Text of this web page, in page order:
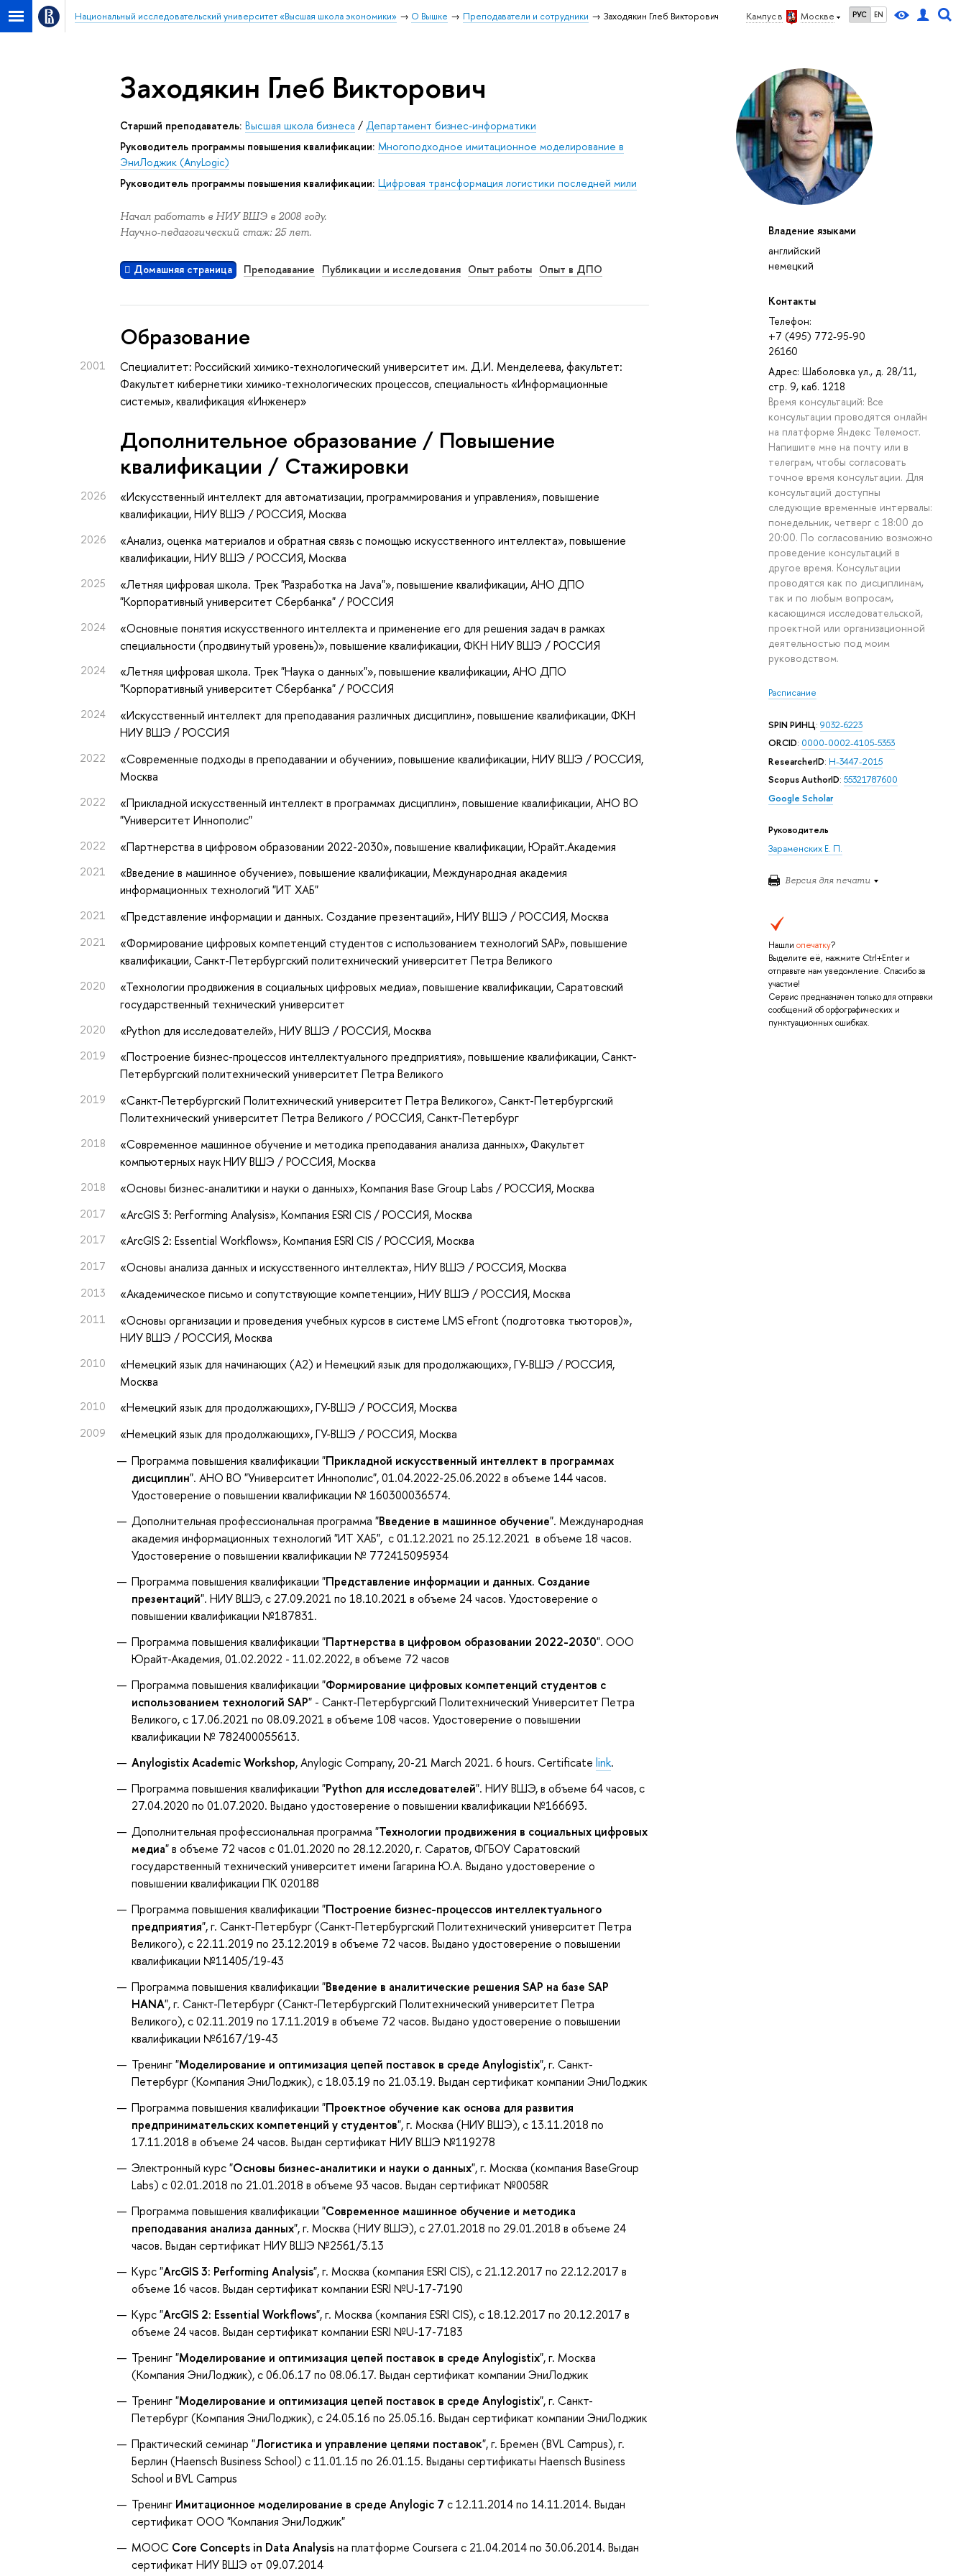
Кампус в Москве РУС EN
Национальный исследовательский университет «Высшая школа экономики» О Вышке Преподаватели и сотрудники Заходякин Глеб Викторович
Владение языками
английский
немецкий
Контакты
Телефон:
+7 (495) 772-95-90
26160
Адрес: Шаболовка ул., д. 28/11,
стр. 9, каб. 1218
Время консультаций: Все
консультации проводятся онлайн
на платформе Яндекс Телемост.
Напишите мне на почту или в
телеграм, чтобы согласовать
точное время консультации. Для
консультаций доступны
следующие временные интервалы:
понедельник, четверг с 18:00 до
20:00. По согласованию возможно
проведение консультаций в
другое время. Консультации
проводятся как по дисциплинам,
так и по любым вопросам,
касающимся исследовательской,
проектной или организационной
деятельностью под моим
руководством.
Расписание
SPIN РИНЦ: 9032-6223
ORCID: 0000-0002-4105-5353
ResearcherID: H-3447-2015
Scopus AuthorID: 55321787600
Google Scholar
Руководитель
Зараменских Е. П.
Версия для печати
Нашли опечатку?
Выделите её, нажмите Ctrl+Enter и
отправьте нам уведомление. Спасибо за
участие!
Сервис предназначен только для отправки
сообщений об орфографических и
пунктуационных ошибках.
Заходякин Глеб Викторович
Старший преподаватель: Высшая школа бизнеса / Департамент бизнес-информатики
Руководитель программы повышения квалификации: Многоподходное имитационное моделирование в
ЭниЛоджик (AnyLogic)
Руководитель программы повышения квалификации: Цифровая трансформация логистики последней мили
Начал работать в НИУ ВШЭ в 2008 году.
Научно-педагогический стаж: 25 лет.
Домашняя страница Преподавание Публикации и исследования Опыт работы Опыт в ДПО
Oбразование
2001
Специалитет: Российский химико-технологический университет им. Д.И. Менделеева, факультет:
Факультет кибернетики химико-технологических процессов, специальность «Информационные
системы», квалификация «Инженер»
Дополнительное образование / Повышение
квалификации / Стажировки
2026 «Искусственный интеллект для автоматизации, программирования и управления», повышение
квалификации, НИУ ВШЭ / РОССИЯ, Москва
2026 «Анализ, оценка материалов и обратная связь с помощью искусственного интеллекта», повышение
квалификации, НИУ ВШЭ / РОССИЯ, Москва
2025 «Летняя цифровая школа. Трек "Разработка на Java"», повышение квалификации, АНО ДПО
"Корпоративный университет Сбербанка" / РОССИЯ
2024
«Основные понятия искусственного интеллекта и применение его для решения задач в рамках
специальности (продвинутый уровень)», повышение квалификации, ФКН НИУ ВШЭ / РОССИЯ
2024 «Летняя цифровая школа. Трек "Наука о данных"», повышение квалификации, АНО ДПО
"Корпоративный университет Сбербанка" / РОССИЯ
2024 «Искусственный интеллект для преподавания различных дисциплин», повышение квалификации, ФКН
НИУ ВШЭ / РОССИЯ
2022 «Современные подходы в преподавании и обучении», повышение квалификации, НИУ ВШЭ / РОССИЯ,
Москва
2022 «Прикладной искусственный интеллект в программах дисциплин», повышение квалификации, АНО ВО
"Университет Иннополис"
2022 «Партнерства в цифровом образовании 2022-2030», повышение квалификации, Юрайт.Академия
2021 «Введение в машинное обучение», повышение квалификации, Международная академия
информационных технологий "ИТ ХАБ"
2021 «Представление информации и данных. Создание презентаций», НИУ ВШЭ / РОССИЯ, Москва
2021 «Формирование цифровых компетенций студентов с использованием технологий SAP», повышение
квалификации, Санкт-Петербургский политехнический университет Петра Великого
2020 «Технологии продвижения в социальных цифровых медиа», повышение квалификации, Саратовский
государственный технический университет
2020 «Python для исследователей», НИУ ВШЭ / РОССИЯ, Москва
2019 «Построение бизнес-процессов интеллектуального предприятия», повышение квалификации, Санкт-
Петербургский политехнический университет Петра Великого
2019 «Санкт-Петербургский Политехнический университет Петра Великого», Санкт-Петербургский
Политехнический университет Петра Великого / РОССИЯ, Санкт-Петербург
2018 «Современное машинное обучение и методика преподавания анализа данных», Факультет
компьютерных наук НИУ ВШЭ / РОССИЯ, Москва
2018 «Основы бизнес-аналитики и науки о данных», Компания Base Group Labs / РОССИЯ, Москва
2017 «ArcGIS 3: Performing Analysis», Компания ESRI CIS / РОССИЯ, Москва
2017 «ArcGIS 2: Essential Workflows», Компания ESRI CIS / РОССИЯ, Москва
2017 «Основы анализа данных и искусственного интеллекта», НИУ ВШЭ / РОССИЯ, Москва
2013 «Академическое письмо и сопутствующие компетенции», НИУ ВШЭ / РОССИЯ, Москва
2011 «Основы организации и проведения учебных курсов в системе LMS eFront (подготовка тьюторов)»,
НИУ ВШЭ / РОССИЯ, Москва
2010 «Немецкий язык для начинающих (А2) и Немецкий язык для продолжающих», ГУ-ВШЭ / РОССИЯ,
Москва
2010 «Немецкий язык для продолжающих», ГУ-ВШЭ / РОССИЯ, Москва
2009 «Немецкий язык для продолжающих», ГУ-ВШЭ / РОССИЯ, Москва
Программа повышения квалификации "Прикладной искусственный интеллект в программах
дисциплин". АНО ВО "Университет Иннополис", 01.04.2022-25.06.2022 в объеме 144 часов.
Удостоверение о повышении квалификации № 160300036574.
Дополнительная профессиональная программа "Введение в машинное обучение". Международная
академия информационных технологий "ИТ ХАБ", с 01.12.2021 по 25.12.2021 в объеме 18 часов.
Удостоверение о повышении квалификации № 772415095934
Программа повышения квалификации "Представление информации и данных. Создание
презентаций". НИУ ВШЭ, с 27.09.2021 по 18.10.2021 в объеме 24 часов. Удостоверение о
повышении квалификации №187831.
Программа повышения квалификации "Партнерства в цифровом образовании 2022-2030". ООО
Юрайт-Академия, 01.02.2022 - 11.02.2022, в объеме 72 часов
Программа повышения квалификации "Формирование цифровых компетенций студентов с
использованием технологий SAP" - Санкт-Петербургский Политехнический Университет Петра
Великого, с 17.06.2021 по 08.09.2021 в объеме 108 часов. Удостоверение о повышении
квалификации № 782400055613.
Anylogistix Academic Workshop, Anylogic Company, 20-21 March 2021. 6 hours. Certificatelink.
Программа повышения квалификации "Python для исследователей". НИУ ВШЭ, в объеме 64 часов, с
27.04.2020 по 01.07.2020. Выдано удостоверение о повышении квалификации №166693.
Дополнительная профессиональная программа "Технологии продвижения в социальных цифровых
медиа" в объеме 72 часов с 01.01.2020 по 28.12.2020, г. Саратов, ФГБОУ Саратовский
государственный технический университет имени Гагарина Ю.А. Выдано удостоверение о
повышении квалификации ПК 020188
Программа повышения квалификации "Построение бизнес-процессов интеллектуального
предприятия", г. Санкт-Петербург (Санкт-Петербургский Политехнический университет Петра
Великого), с 22.11.2019 по 23.12.2019 в объеме 72 часов. Выдано удостоверение о повышении
квалификации №11405/19-43
Программа повышения квалификации "Введение в аналитические решения SAP на базе SAP
HANA", г. Санкт-Петербург (Санкт-Петербургский Политехнический университет Петра
Великого), с 02.11.2019 по 17.11.2019 в объеме 72 часов. Выдано удостоверение о повышении
квалификации №6167/19-43
Тренинг "Моделирование и оптимизация цепей поставок в среде Anylogistix", г. Санкт-
Петербург (Компания ЭниЛоджик), с 18.03.19 по 21.03.19. Выдан сертификат компании ЭниЛоджик
Программа повышения квалификации "Проектное обучение как основа для развития
предпринимательских компетенций у студентов", г. Москва (НИУ ВШЭ), с 13.11.2018 по
17.11.2018 в объеме 24 часов. Выдан сертификат НИУ ВШЭ №119278
Электронный курс "Основы бизнес-аналитики и науки о данных", г. Москва (компания BaseGroup
Labs) с 02.01.2018 по 21.01.2018 в объеме 93 часов. Выдан сертификат №0058R
Программа повышения квалификации "Современное машинное обучение и методика
преподавания анализа данных", г. Москва (НИУ ВШЭ), с 27.01.2018 по 29.01.2018 в объеме 24
часов. Выдан сертификат НИУ ВШЭ №2561/3.13
Курс "ArcGIS 3: Performing Analysis", г. Москва (компания ESRI CIS), с 21.12.2017 по 22.12.2017 в
объеме 16 часов. Выдан сертификат компании ESRI №U-17-7190
Курс "ArcGIS 2: Essential Workflows", г. Москва (компания ESRI CIS), с 18.12.2017 по 20.12.2017 в
объеме 24 часов. Выдан сертификат компании ESRI №U-17-7183
Тренинг "Моделирование и оптимизация цепей поставок в среде Anylogistix", г. Москва
(Компания ЭниЛоджик), с 06.06.17 по 08.06.17. Выдан сертификат компании ЭниЛоджик
Тренинг "Моделирование и оптимизация цепей поставок в среде Anylogistix", г. Санкт-
Петербург (Компания ЭниЛоджик), с 24.05.16 по 25.05.16. Выдан сертификат компании ЭниЛоджик
Практический семинар "Логистика и управление цепями поставок", г. Бремен (BVL Campus), г.
Берлин (Haensch Business School) с 11.01.15 по 26.01.15. Выданы сертификаты Haensch Business
School и BVL Campus
Тренинг Имитационное моделирование в среде Anylogic 7 с 12.11.2014 по 14.11.2014. Выдан
сертификат ООО "Компания ЭниЛоджик"
MOOC Core Concepts in Data Analysisна платформе Coursera с 21.04.2014 по 30.06.2014. Выдан
сертификат НИУ ВШЭ от 09.07.2014